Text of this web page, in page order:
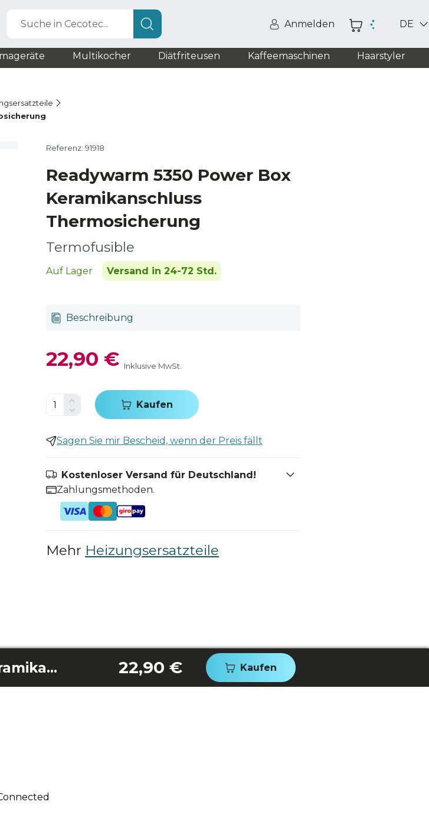
Suche in Cecotec... Anmelden DE
Multikocher Diätfriteusen Kaffeemaschinen Haarstyler
Referenz: 91918
Readywarm 5350 Power Box
Keramikanschluss
Thermosicherung
Termofusible
Auf Lager Versand in 24-72 Std.
Beschreibung
22,90 € Inklusive MwSt.
Kaufen
Sagen Sie mir Bescheid, wenn der Preis fällt
Kostenloser Versand für Deutschland!
Zahlungsmethoden.
Mehr Heizungsersatzteile
Readywarm 5350 Power Box Keramikanschluss Thermosicherung 22,90 € Kaufen